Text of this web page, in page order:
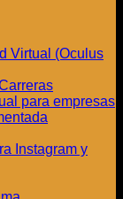
Virtual (Oculus
para empresas
Instagram y